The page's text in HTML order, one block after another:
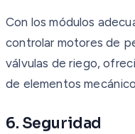
Con los módulos
controlar motores de
válvulas de riego,
de elementos
6. Seguridad